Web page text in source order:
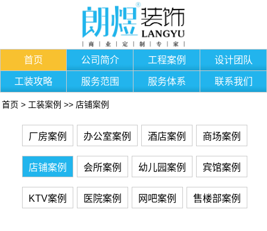
首页 公司简介 工程案例 设计团队
工装攻略 服务范围 服务体系 联系我们
首页 > 工装案例 >> 店铺案例
厂房案例 办公室案例 酒店案例 商场案例
店铺案例 会所案例 幼儿园案例 宾馆案例
KTV案例 医院案例 网吧案例 售楼部案例